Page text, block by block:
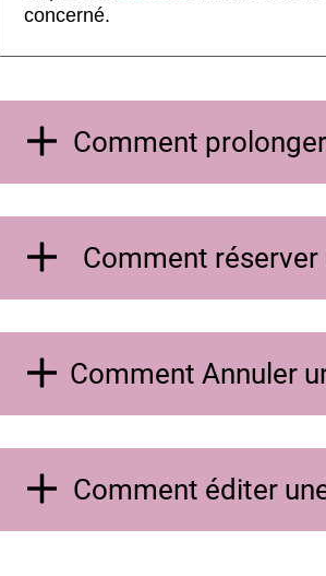
concerné.
Comment
Comment réserver
Comment Annuler
Comment éditer